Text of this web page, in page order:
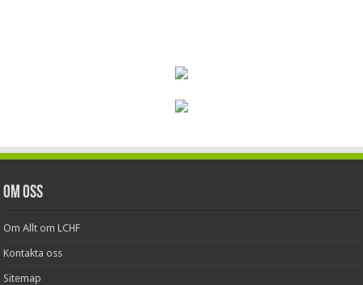
Om oss
Om Allt om LCHF
Kontakta oss
Sitemap